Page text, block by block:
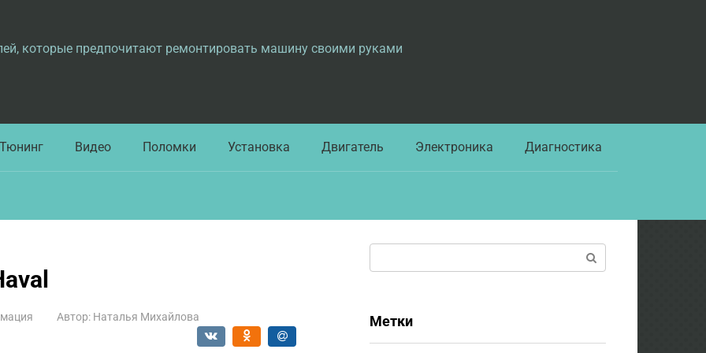
которые предпочитают ремонтировать машину своими руками
Тюнинг Видео Поломки Установка Двигатель Электроника Диагностика
Автор: Наталья Михайлова Метки